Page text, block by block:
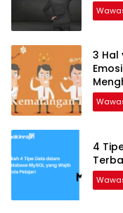
3 Hal
4